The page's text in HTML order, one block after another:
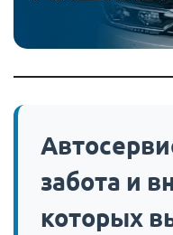
забота и
которых